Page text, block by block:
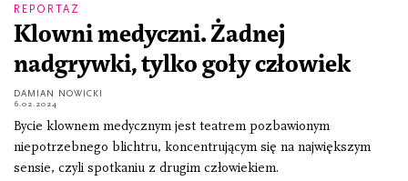
REPORTAŻ
Klowni medyczni. Żadnej
nadgrywki, tylko goły człowiek
DAMIAN NOWICKI
6.02.2024
Bycie klownem medycznym jest teatrem pozbawionym
niepotrzebnego blichtru, koncentrującym się na największym
sensie, czyli spotkaniu z drugim człowiekiem.